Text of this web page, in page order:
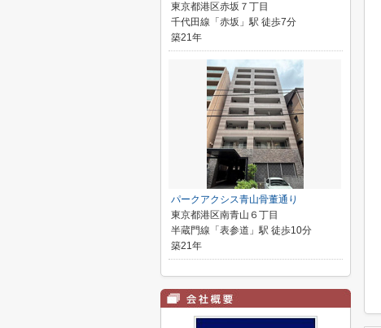
東京都港区赤坂７丁目
千代田線「赤坂」駅 徒歩7分
築21年
パークアクシス青山骨董通り
東京都港区南青山６丁目
半蔵門線「表参道」駅 徒歩10分
築21年